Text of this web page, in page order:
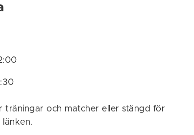
träningar och matcher eller stängd för